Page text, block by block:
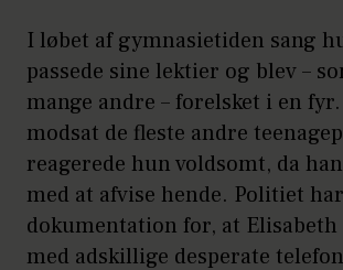
I løbet af gymnasietiden sang
passede sine lektier og blev –
mange andre – forelsket i en
modsat de fleste andre
reagerede hun voldsomt, da
med at afvise hende. Politiet har
dokumentation for, at Elisabeth
med adskillige desperate